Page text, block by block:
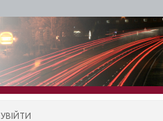
УВІЙТИ